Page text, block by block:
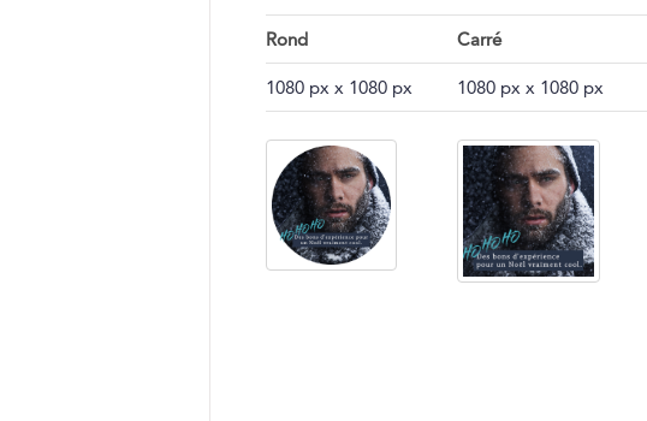
Rond Carré
1080 px x 1080 px 1080 px x 1080 px